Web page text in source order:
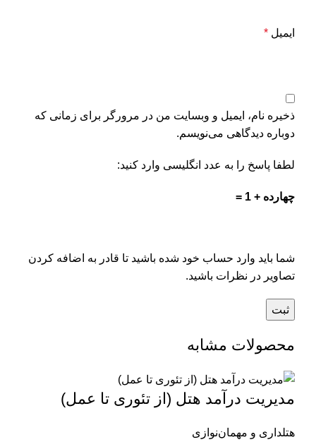
ایمیل *
ذخیره نام، ایمیل و وبسایت من در مرورگر برای زمانی که
دوباره دیدگاهی می‌نویسم.
لطفا پاسخ را به عدد انگلیسی وارد کنید:
چهارده + 1 =
شما باید وارد حساب خود شده باشید تا قادر به اضافه کردن
تصاویر در نظرات باشید.
محصولات مشابه
مدیریت درآمد هتل (از تئوری تا عمل)
هتلداری و مهمان‌نوازی